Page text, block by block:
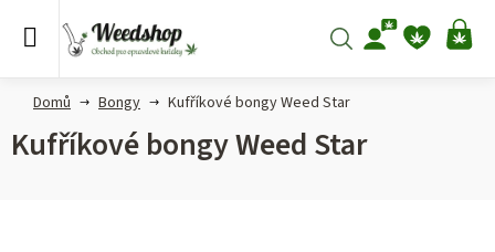
Hledat
Domů Bongy Kufříkové bongy Weed Star
Kufříkové bongy Weed Star